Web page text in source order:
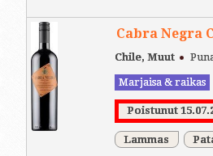
Cabra Negra
Chile, Muut
Marjaisa & raikas
Poistunut
Lammas